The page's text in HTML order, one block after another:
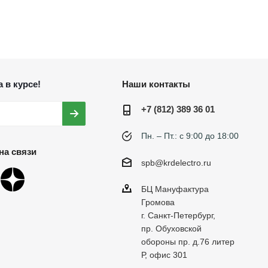
в курсе!
связи
Наши контакты
+7 (812) 389 36 01
Пн. – Пт.: с 9:00 до 18:00
spb@krdelectro.ru
БЦ Мануфактура
Громова
г. Санкт-Петербург,
пр. Обуховской
обороны пр. д.76 литер
Р, офис 301